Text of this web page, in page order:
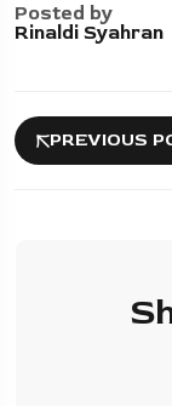
Posted by
Rinaldi Syahran
PREVIOUS